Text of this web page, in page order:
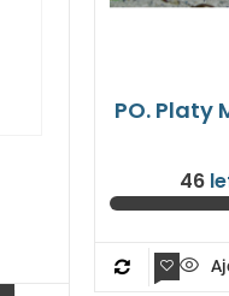
PO. Platy
46